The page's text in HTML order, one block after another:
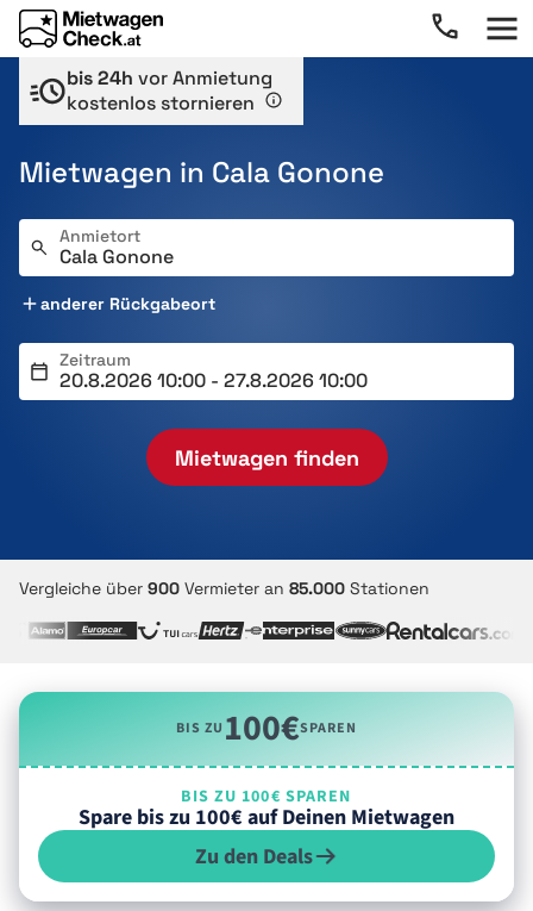
bis 24h vor Anmietung
kostenlos stornieren
Mietwagen in Cala Gonone
Anmietort
anderer Rückgabeort
Zeitraum
Mietwagen finden
Vergleiche über 900 Vermieter an 85.000 Stationen
BIS ZU100€SPAREN
BIS ZU 100€ SPAREN
Spare bis zu 100€ auf Deinen Mietwagen
Zu den Deals